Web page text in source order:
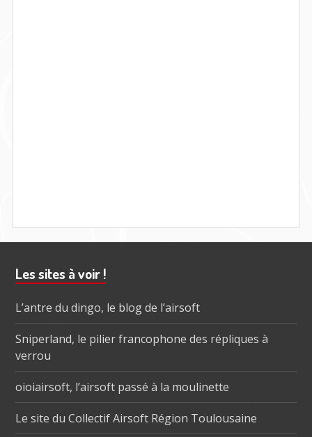
Barre
subsidiaire
Les sites à voir !
L’antre du dingo, le blog de l’airsoft
Sniperland, le pilier francophone des répliques à
verrou
oioiairsoft, l’airsoft passé à la moulinette
Le site du Collectif Airsoft Région Toulousaine